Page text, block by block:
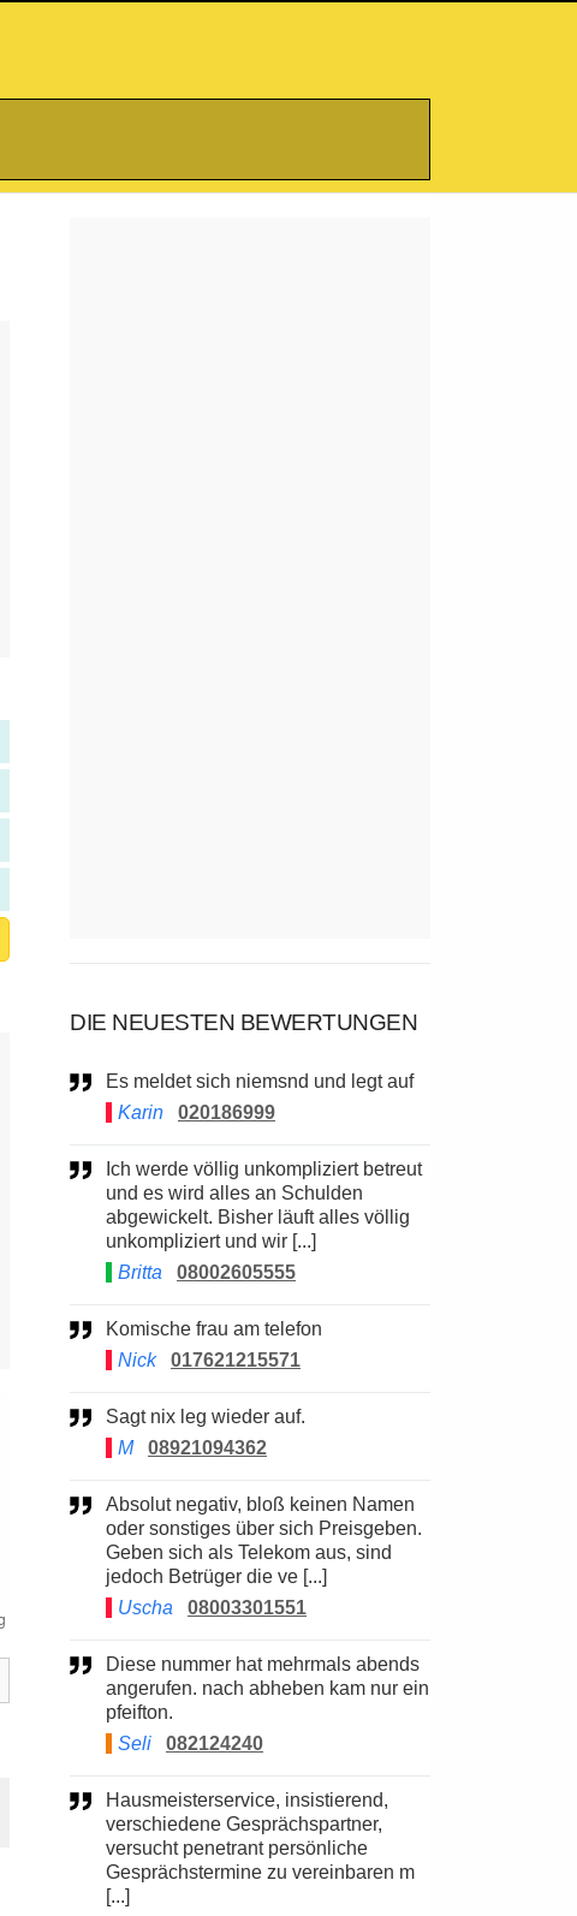
DIE NEUESTEN BEWERTUNGEN
Es meldet sich niemsnd und legt auf
Karin
020186999
und es wird alles an Schulden
abgewickelt. Bisher läuft alles völlig
unkompliziert und wir [...]
Britta
08002605555
Komische frau am telefon
Nick
017621215571
Sagt nix leg wieder auf.
M
08921094362
Absolut negativ, bloß keinen Namen
oder sonstiges über sich Preisgeben.
Geben sich als Telekom aus, sind
jedoch Betrüger die ve [...]
Uscha
08003301551
Diese nummer hat mehrmals abends
angerufen. nach abheben kam nur ein
pfeifton.
Seli
082124240
Hausmeisterservice, insistierend,
verschiedene Gesprächspartner,
versucht penetrant persönliche
Gesprächstermine zu vereinbaren m
[...]